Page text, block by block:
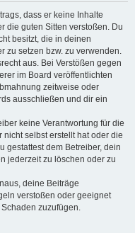
dass er keine Inhalte
die guten Sitten verstoßen. Du
besitzt, die in deinen
zu setzen bzw. zu verwenden.
aus. Bei Verstößen gegen
im Board veröffentlichten
zeitweise oder
ausschließen und dir ein
keine Verantwortung für die
selbst erstellt hat oder die
gestattest dem Betreiber, dein
jederzeit zu löschen oder zu
deine Beiträge
verstoßen oder geeignet
zuzufügen.